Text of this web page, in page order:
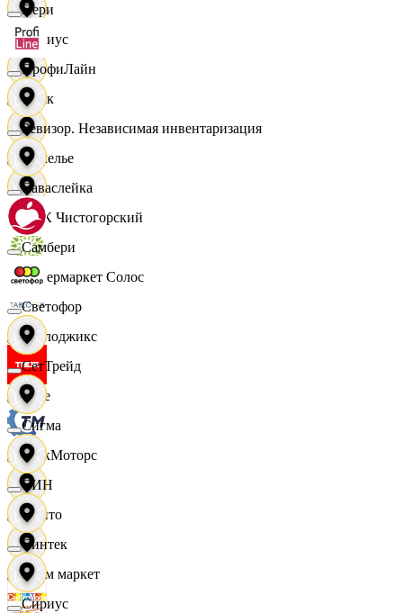
Сириус
Смак
Сомелье
СПК Чистогорский
Супермаркет Солос
Таблоджикс
Твое
ТракМоторс
Фрито
Хоум маркет
Пери
ПрофиЛайн
Ревизор. Независимая инвентаризация
Саваслейка
Самбери
Светофор
СетТрейд
Сигма
СИН
Синтек
Сириус